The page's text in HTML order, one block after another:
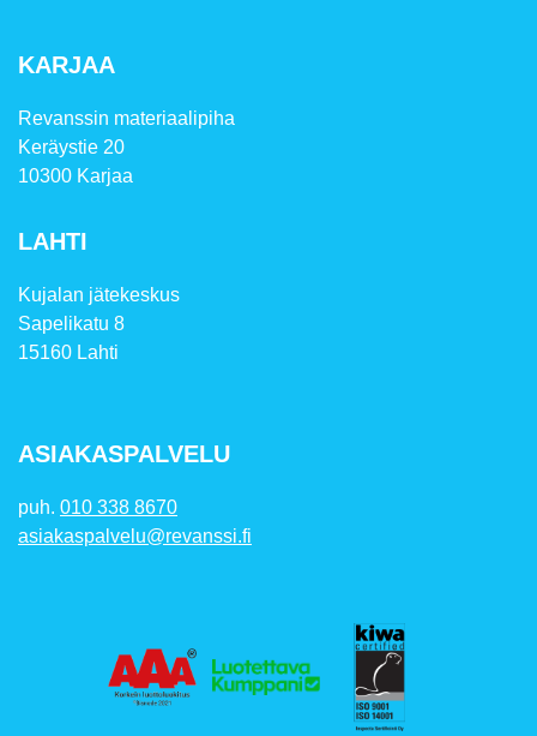
KARJAA
Revanssin materiaalipiha
Keräystie 20
10300 Karjaa
LAHTI
Kujalan jätekeskus
Sapelikatu 8
15160 Lahti
ASIAKASPALVELU
puh. 010 338 8670
asiakaspalvelu@revanssi.fi